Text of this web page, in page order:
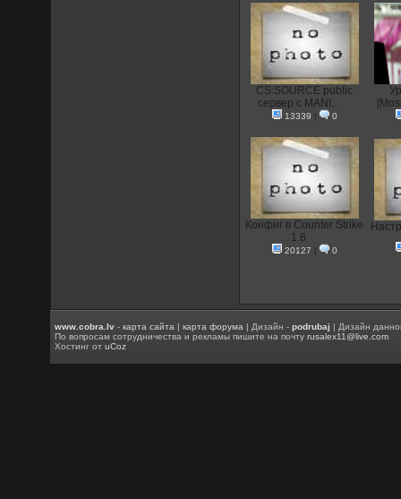
CS:SOURCE public
сервер с MANI...
13339 | 0
Конфиг в Counter Strike
1.6
20127 | 0
www.cobra.lv -карта сайта |карта форума | Дизайн -podrubaj | Дизайн
По вопросам сотрудничества и рекламы пишите на почтуrusalex11@live.com
Хостинг отuCoz